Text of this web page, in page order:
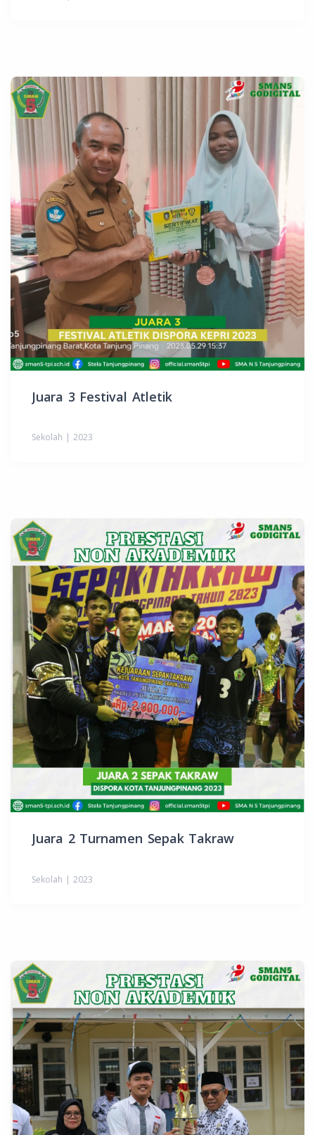
Juara 3 Festival Atletik
Sekolah | 2023
Juara 2 Turnamen Sepak Takraw
Sekolah | 2023